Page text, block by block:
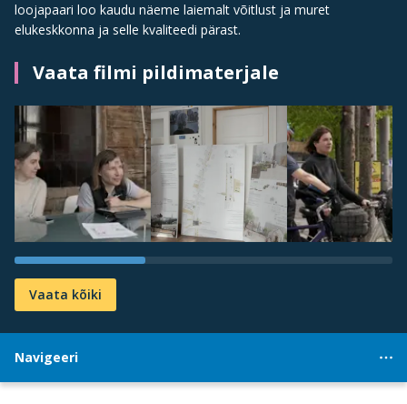
loojapaari loo kaudu näeme laiemalt võitlust ja muret
elukeskkonna ja selle kvaliteedi pärast.
Vaata filmi pildimaterjale
Vaata kõiki
Navigeeri